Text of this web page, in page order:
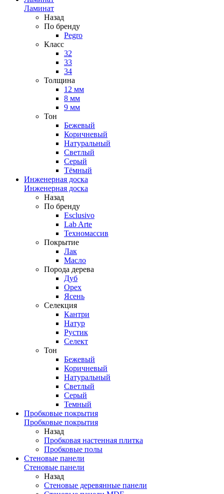
Ламинат
Назад
По бренду
Pegro
Класс
32
33
34
Толщина
12 мм
8 мм
9 мм
Тон
Бежевый
Коричневый
Натуральный
Светлый
Серый
Тёмный
Инженерная доска
Инженерная доска
Назад
По бренду
Esclusivo
Lab Arte
Техномассив
Покрытие
Лак
Масло
Порода дерева
Дуб
Орех
Ясень
Селекция
Кантри
Натур
Рустик
Селект
Тон
Бежевый
Коричневый
Натуральный
Светлый
Серый
Темный
Пробковые покрытия
Пробковые покрытия
Назад
Пробковая настенная плитка
Пробковые полы
Стеновые панели
Стеновые панели
Назад
Стеновые деревянные панели